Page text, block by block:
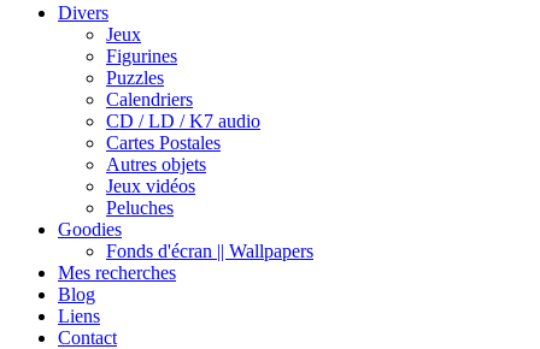
Divers
Jeux
Figurines
Puzzles
Calendriers
CD / LD / K7 audio
Cartes Postales
Autres objets
Jeux vidéos
Peluches
Goodies
Fonds d'écran || Wallpapers
Mes recherches
Blog
Liens
Contact